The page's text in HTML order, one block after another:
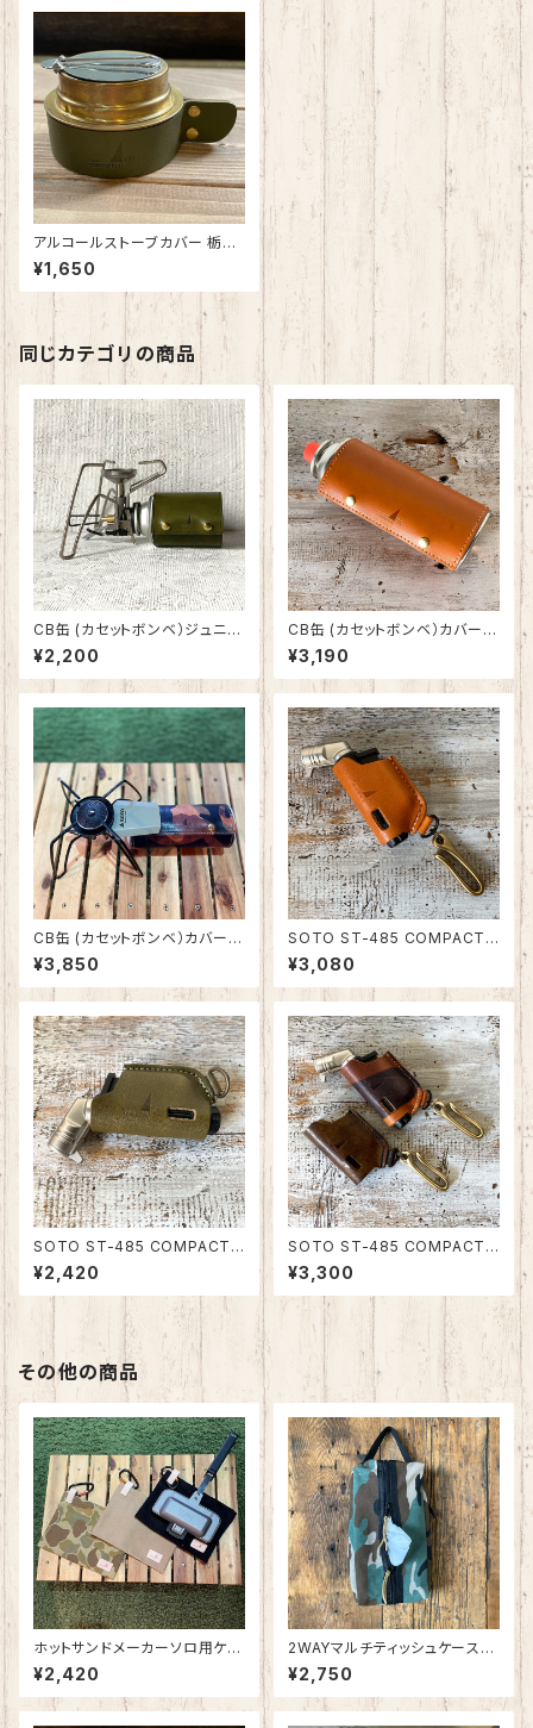
アルコールストーブカバー 栃木
レザー・姫路レザー 日本製 SP
O-009
¥1,650
同じカテゴリの商品
CB缶 (カセットボンベ）ジュニ
ア・SOTO ST-711 125g 用 カ
バー 栃木レザー 日本製 SPO-
002-2
¥2,200
CB缶 (カセットボンベ）カバー
栃木レザー 日本製 SPO-002
¥3,190
CB缶 (カセットボンベ）カバー
迷彩柄イタリアンレザー 日本製
SPO-002-1
¥3,850
SOTO ST-485 COMPACT
(コンパクト)・486 ACTIVE(ア
クティブ)マイクロトーチ用カバ
ー（真鍮フック付） 栃木レザー・
¥3,080
SOTO ST-485 COMPACT
(コンパクト)・486 ACTIVE(ア
クティブ)マイクロトーチ用カバ
ー（真鍮フック無） 栃木レザー・
姫路レザー 日本製 SPO-014
¥2,420
SOTO ST-485 COMPACT
(コンパクト)・486 ACTIVE(ア
クティブ)マイクロトーチ用カバ
ー（真鍮フック付） 迷彩 イタリア
ンレザー 日本製 SPO-013
¥3,300
その他の商品
ホットサンドメーカーソロ用ケー
ス 無地＆カモ SPO-033
¥2,420
2WAYマルチティッシュケース
無地＆カモ柄 SPZ-1654
¥2,750